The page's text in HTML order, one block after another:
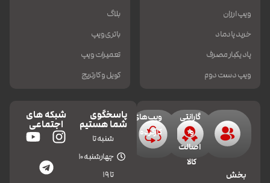
ویپ ارزان
خرید پادماد
پاد یکبار مصرف
ویپ دست دوم
بلاگ
باتری ویپ
تعمیرات ویپ
کویل و کارتریج
بخش
گارانتی
و
اصالت
کالا
ویپ‌های
کارکرده
پاسخگوی
شما هستیم
شنبه تا
چهارشنبه 10
تا 19
شبکه های
اجتماعی